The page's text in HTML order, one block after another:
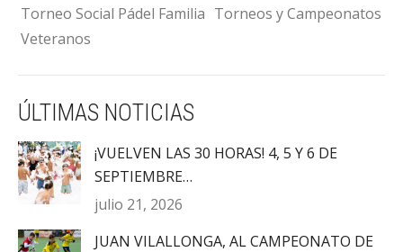
Torneo Social Pádel Familia Torneos y Campeonatos
Veteranos
ÚLTIMAS NOTICIAS
¡VUELVEN LAS 30 HORAS! 4, 5 Y 6 DE
SEPTIEMBRE…
julio 21, 2026
JUAN VILALLONGA, AL CAMPEONATO DE